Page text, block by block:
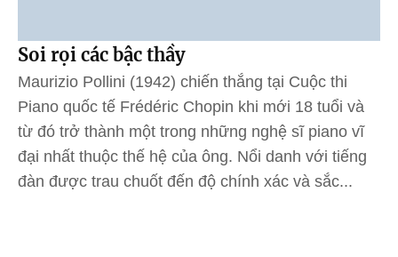
Soi rọi các bậc thầy
Maurizio Pollini (1942) chiến thắng tại Cuộc thi
Piano quốc tế Frédéric Chopin khi mới 18 tuổi và
từ đó trở thành một trong những nghệ sĩ piano vĩ
đại nhất thuộc thế hệ của ông. Nổi danh với tiếng
đàn được trau chuốt đến độ chính xác và sắc...